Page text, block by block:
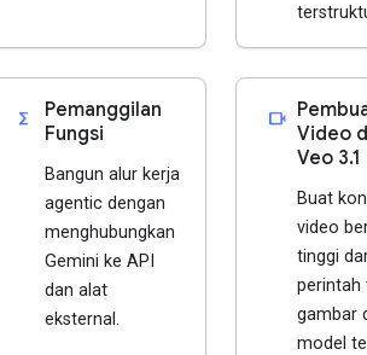
functions
Pemanggilan
Fungsi
Bangun alur kerja
agentic dengan
menghubungkan
Gemini ke API
dan alat
eksternal.
videocam
Video
Veo 3.1
Buat
video
tinggi
perintah
gambar
model